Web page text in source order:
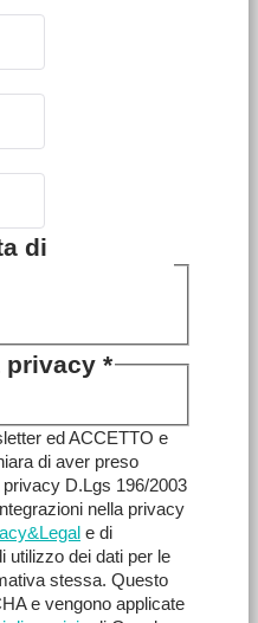
di
privacy*
ed ACCETTO e
di aver preso
D.Lgs 196/2003
nella privacy
e di
utilizzo dei dati per le
stessa. Questo
e vengono applicate